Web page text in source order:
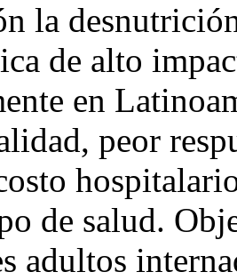
la
de alto
en
peor
de salud.
adultos